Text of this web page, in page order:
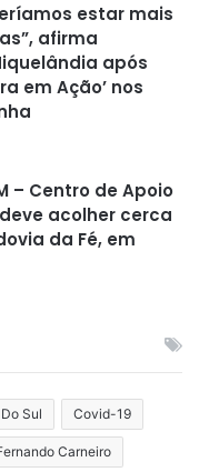
estar mais
afirma
após
em Ação’ nos
– Centro de Apoio
acolher cerca
da Fé, em
Sul Covid-19
Carneiro